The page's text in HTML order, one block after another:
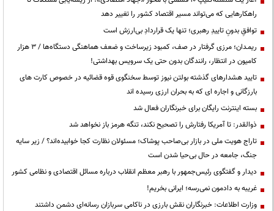
راهکارهایی که می‌تواند مسیر اقتصاد کشور را تغییر دهد
توافقِ بدونِ تاییدِ رهبری؛ تنها یک قراردادِ بی‌ارزش است
ریمـدان؛ مرزی گرفتار در صف، کمبود زیرساخت و ضعف هماهنگی دستگاه‌ها / ۳ هزار
کامیون در انتظار، رانندگان بدون حتی یک سرویس بهداشتی!
تایید هشدارهای گذشته بولتن نیوز توسط سخنگوی قوه قضائیه در خصوص کارت های
بارزگانی و اجاره ای که به بحران ارزی رسیده اند
بسته اینترنت رایگان برای خبرنگاران فعال شد
ذوالقدر: تا آمریکا رفتارش را تصحیح نکند، تنگه هرمز باز نخواهد شد
تاراج هویت ملی در بازار بی‌صاحب پوشاک؛ مسئولان نظارت کجا خوابیده‌اند؟ / زیر سایه
جنگ، جامعه در حال بی‌حیا شدن است
دیدار و گفتگوی رئیس‌جمهور با رهبر معظم انقلاب درباره مسائل اقتصادی و نظامی کشور
غریبه به دادمون نمی‌رسه؛ ایرانی بخریم!
وزارت اطلاعات: خبرنگاران نقش بارزی در ناکامی سربازان رسانه‌ای دشمن داشتند